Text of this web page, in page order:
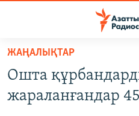
Skip
main
content
AZATTYQTV
ЖАҢАЛЫҚТАР
Ошта
жараланғандар